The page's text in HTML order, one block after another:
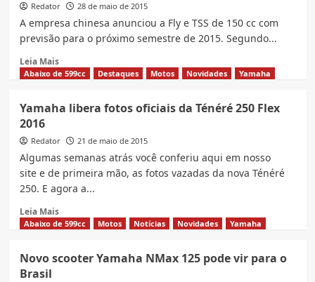
os
detalhes
nova
Kawasaki
Z300
Redator 28 de maio de 2015
A empresa chinesa anunciou a Fly e TSS de 150 cc com
previsão para o próximo semestre de 2015. Segundo...
Leia MaisRead
more
anuncia
e
150
cc
2015
Abaixo de 599cc Destaques Motos Novidades Yamaha
Yamaha libera fotos oficiais da Ténéré 250 Flex
2016
Redator 21 de maio de 2015
Algumas semanas atrás você conferiu aqui em nosso
site e de primeira mão, as fotos vazadas da nova Ténéré
250. E agora a...
Leia MaisRead
more
libera
Abaixo de 599cc Motos Notícias Novidades Yamaha
Novo scooter Yamaha NMax 125 pode vir para o
Brasil